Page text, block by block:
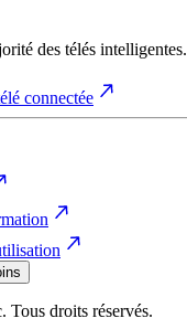
des télés intelligentes.
connectée
droits réservés.